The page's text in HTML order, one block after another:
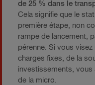
de 25 % dans le
Cela signifie que le
première étape, non
rampe de lancement,
pérenne. Si vous
charges fixes, de la
investissements, vous
de la micro.